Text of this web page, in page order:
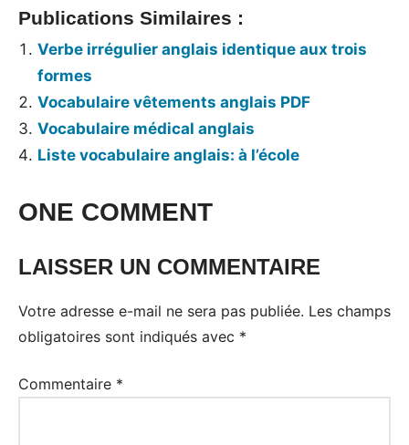
Publications Similaires :
Verbe irrégulier anglais identique aux trois
formes
Vocabulaire vêtements anglais PDF
Vocabulaire médical anglais
Liste vocabulaire anglais: à l’école
Tags:
ONE COMMENT
LAISSER UN COMMENTAIRE
Votre adresse e-mail ne sera pas publiée. Les champs
obligatoires sont indiqués avec *
Commentaire *